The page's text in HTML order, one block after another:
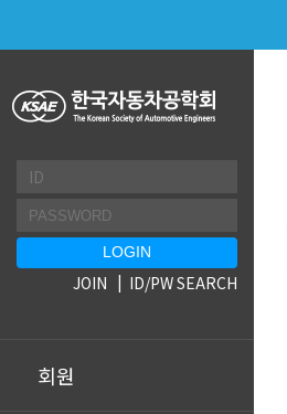
회원
JOIN ID/PW SEARCH